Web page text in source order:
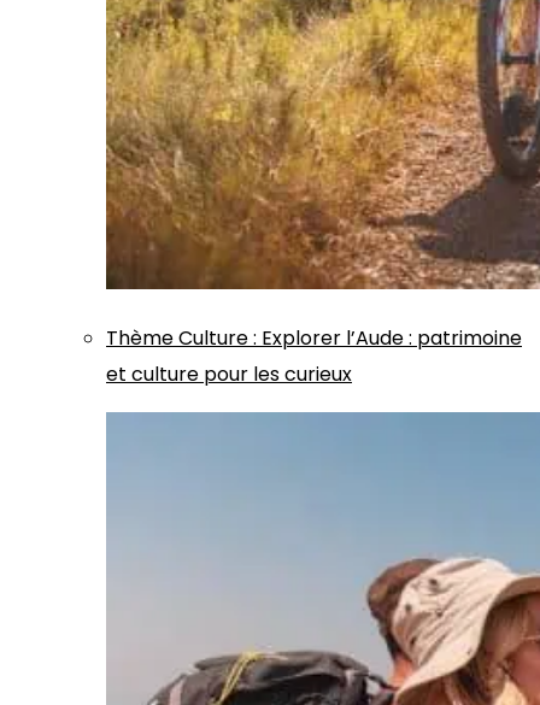
ThèmeCulture: Explorer l’Aude : patrimoine
et culture pour les curieux